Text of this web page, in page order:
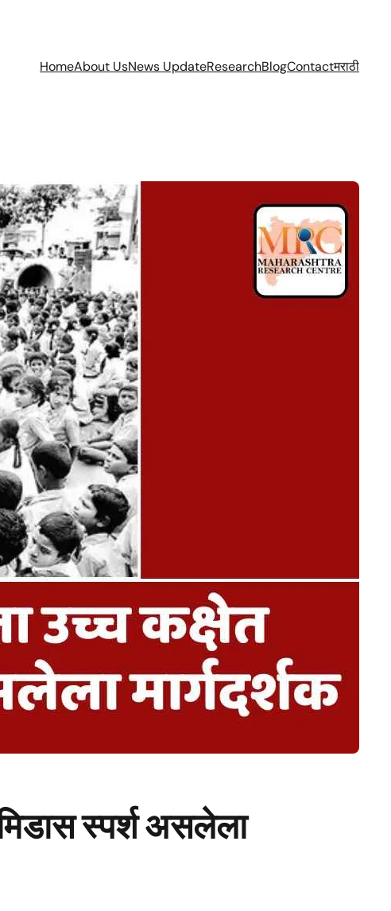
HomeAbout UsNews UpdateResearchBlogContactमराठी
स्पर्श असलेला